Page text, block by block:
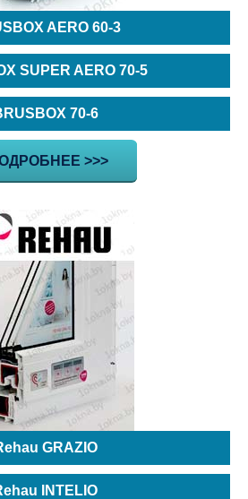
AERO 60-3
SUPER AERO 70-5
70-6
>>>
GRAZIO
INTELIO